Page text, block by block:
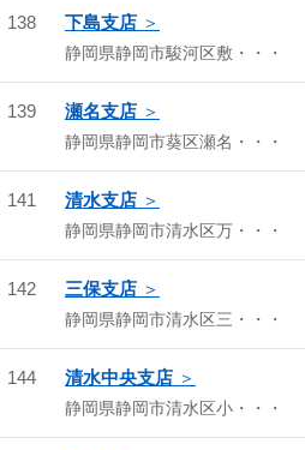
138 下島支店
静岡県静岡市駿河区敷・・・
139 瀬名支店
静岡県静岡市葵区瀬名・・・
141 清水支店
静岡県静岡市清水区万・・・
142 三保支店
静岡県静岡市清水区三・・・
144 清水中央支店
静岡県静岡市清水区小・・・